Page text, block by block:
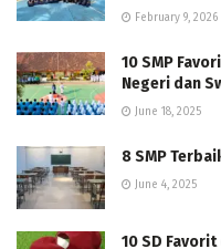
February 9, 2026
10 SMP
Negeri dan
June 18, 2025
8 SMP
June 4, 2025
10 SD